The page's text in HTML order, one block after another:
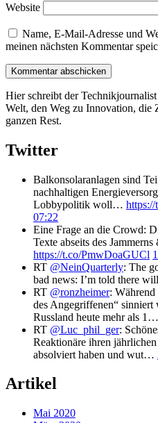
Website
Name, E-Mail-Adresse und
meinen nächsten Kommentar
Hier schreibt der
Welt, den Weg zu Innovation, die
ganzen Rest.
Twitter
Balkonsolaranlagen sind
nachhaltigen
Lobbypolitik woll…
07:22
Eine Frage an die Crowd:
Texte abseits des
https://t.co/PmwDoaGUCl
RT @NeinQuarterly: The
bad news: I’m told there
RT @ronzheimer:
des Angegriffenen“
Russland heute mehr als 1…
RT @Luc_phil_ger:
Reaktionäre ihren
absolviert haben und wut…
Artikel
Mai 2020